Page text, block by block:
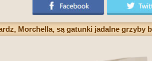
Morchella, są gatunki jadalne grzyby